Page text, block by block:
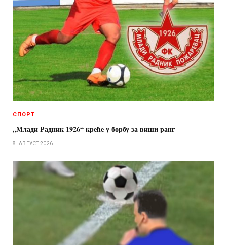
СПОРТ
„Млади Радник 1926“ креће у борбу за виши ранг
8. АВГУСТ 2026.